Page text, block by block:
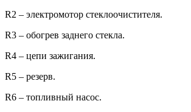
R2 – электромотор стеклоочистителя.
R3 – обогрев заднего стекла.
R4 – цепи зажигания.
R5 – резерв.
R6 – топливный насос.